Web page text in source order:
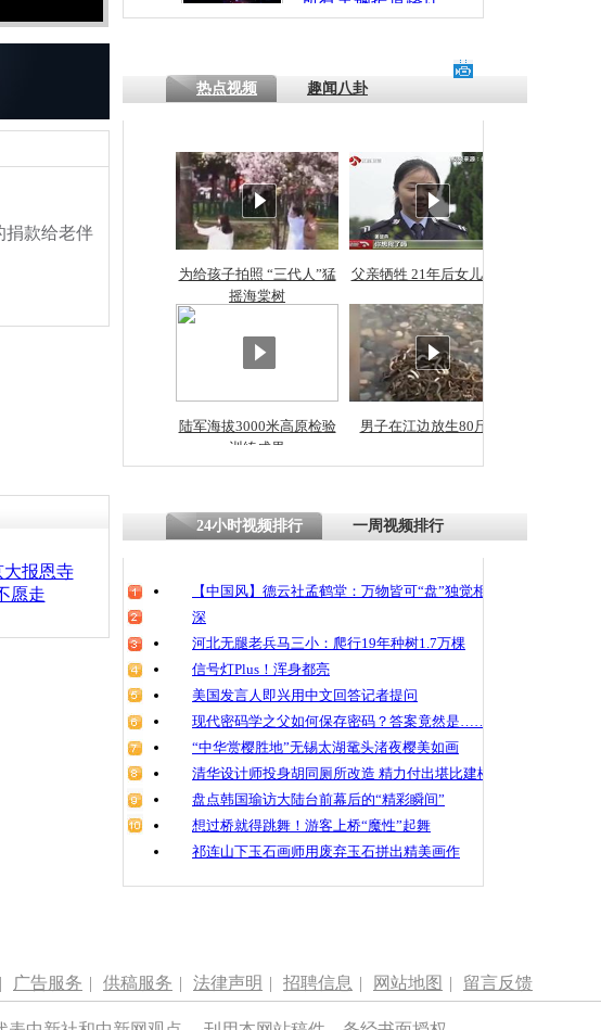
开！”儿童突发疾病交
探访传承四千年传统习
俗：近万民众为娥皇女
英省亲送行
小伙骑车逆行被查情绪
崩溃 网上回答崩溃原
四川兴文苗乡上万人欢
魂
15年前受捐助 “报恩大
妈”挨家挨户还钱
款给老伴
热点视频 趣闻八卦
为给孩子拍照 “三代人”猛
摇海棠树
父亲牺牲 21年后女儿从警
陆军海拔3000米高原检验
训练成果
男子在江边放生80斤蛇
大报恩寺
愿走
24小时视频排行 一周视频排行
【中国风】德云社孟鹤堂：万物皆可“盘”独觉相声
深
河北无腿老兵马三小：爬行19年种树1.7万棵
信号灯Plus！浑身都亮
美国发言人即兴用中文回答记者提问
现代密码学之父如何保存密码？答案竟然是……
“中华赏樱胜地”无锡太湖鼋头渚夜樱美如画
清华设计师投身胡同厕所改造 精力付出堪比建楼
盘点韩国瑜访大陆台前幕后的“精彩瞬间”
想过桥就得跳舞！游客上桥“魔性”起舞
祁连山下玉石画师用废弃玉石拼出精美画作
| 广告服务 | 供稿服务 | 法律声明 | 招聘信息 | 网站地图 | 留言反馈